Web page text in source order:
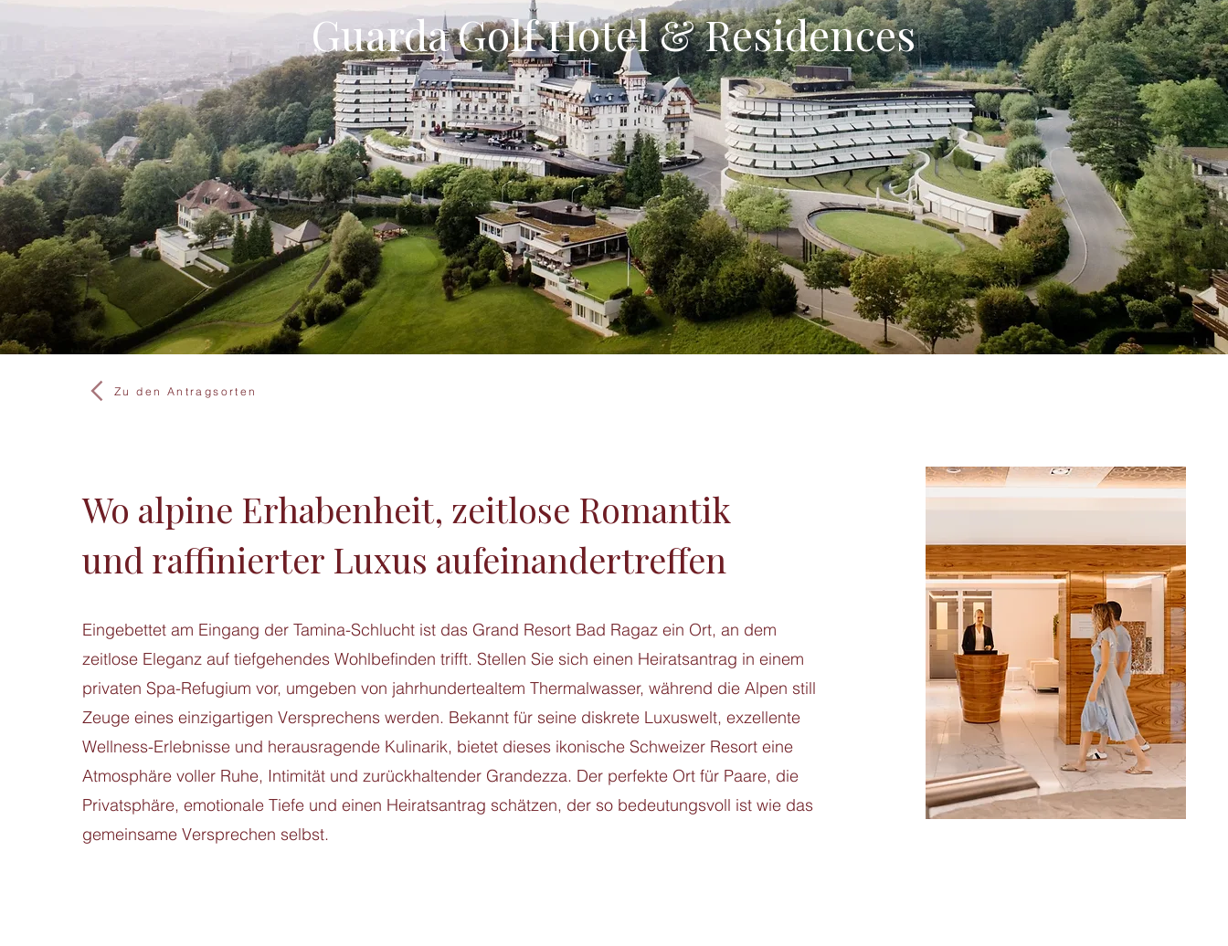
Guarda Golf Hotel & Residences
Zu den Antragsorten
Wo alpine Erhabenheit, zeitlose Romantik
und raffinierter Luxus aufeinandertreffen
Eingebettet am Eingang der Tamina-Schlucht ist das Grand Resort Bad Ragaz ein Ort, an dem
zeitlose Eleganz auf tiefgehendes Wohlbefinden trifft. Stellen Sie sich einen Heiratsantrag in einem
privaten Spa-Refugium vor, umgeben von jahrhundertealtem Thermalwasser, während die Alpen still
Zeuge eines einzigartigen Versprechens werden. Bekannt für seine diskrete Luxuswelt, exzellente
Wellness-Erlebnisse und herausragende Kulinarik, bietet dieses ikonische Schweizer Resort eine
Atmosphäre voller Ruhe, Intimität und zurückhaltender Grandezza. Der perfekte Ort für Paare, die
Privatsphäre, emotionale Tiefe und einen Heiratsantrag schätzen, der so bedeutungsvoll ist wie das
gemeinsame Versprechen selbst.